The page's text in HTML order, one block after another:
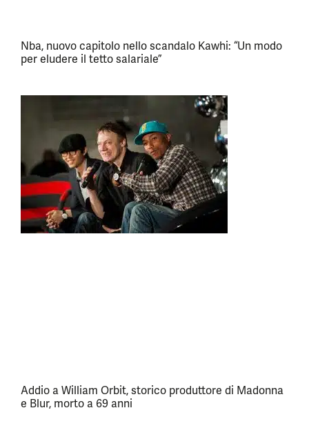
Nba, nuovo capitolo nello scandalo Kawhi: “Un modo
per eludere il tetto salariale”
Addio a William Orbit, storico produttore di Madonna
e Blur, morto a 69 anni